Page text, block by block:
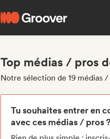
Top médias / pros
Notre sélection de 19 médias
Tu souhaites entrer en
avec ces médias / pros ?